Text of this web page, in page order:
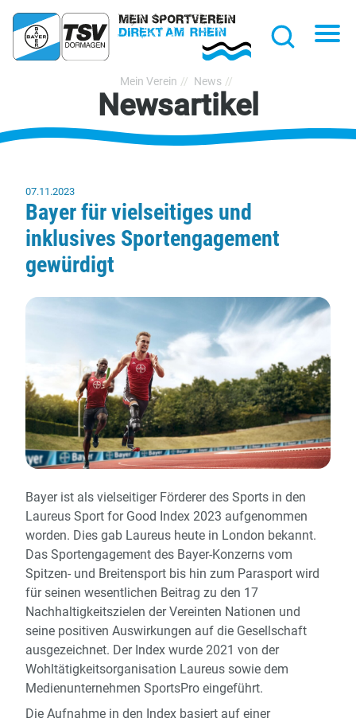
TSV
Bayer
Dormagen
1920
e.V.
Mein Verein News
Newsartikel
07.11.2023
Bayer für vielseitiges und
inklusives Sportengagement
gewürdigt
Bayer ist als vielseitiger Förderer des Sports in den
Laureus Sport for Good Index 2023 aufgenommen
worden. Dies gab Laureus heute in London bekannt.
Das Sportengagement des Bayer-Konzerns vom
Spitzen- und Breitensport bis hin zum Parasport wird
für seinen wesentlichen Beitrag zu den 17
Nachhaltigkeitszielen der Vereinten Nationen und
seine positiven Auswirkungen auf die Gesellschaft
ausgezeichnet. Der Index wurde 2021 von der
Wohltätigkeitsorganisation Laureus sowie dem
Medienunternehmen SportsPro eingeführt.
Die Aufnahme in den Index basiert auf einer